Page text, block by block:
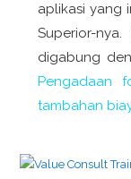
aplikasi yang
Superior-
digabung
Pengadaan
tambahan